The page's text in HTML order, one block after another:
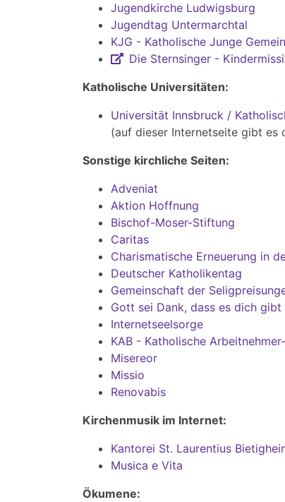
Jugendkirche Ludwigsburg
Jugendtag Untermarchtal
KJG - Katholische Junge
Die Sternsinger -
Katholische Universitäten:
Universität Innsbruck /
(auf dieser Internetseite gibt es
Sonstige kirchliche Seiten:
Adveniat
Aktion Hoffnung
Bischof-Moser-Stiftung
Caritas
Charismatische Erneuerung in
Deutscher Katholikentag
Gemeinschaft der
Gott sei Dank, dass es dich
Internetseelsorge
KAB - Katholische
Misereor
Missio
Renovabis
Kirchenmusik im Internet:
Kantorei St. Laurentius
Musica e Vita
Ökumene: